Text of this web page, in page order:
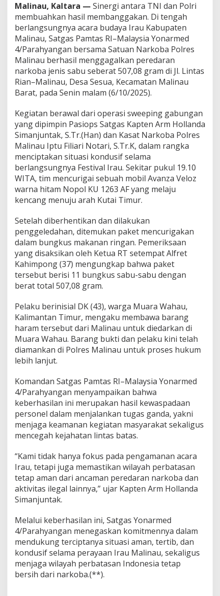
Malinau, Kaltara — Sinergi antara TNI dan Polri
membuahkan hasil membanggakan. Di tengah
berlangsungnya acara budaya Irau Kabupaten
Malinau, Satgas Pamtas RI–Malaysia Yonarmed
4/Parahyangan bersama Satuan Narkoba Polres
Malinau berhasil menggagalkan peredaran
narkoba jenis sabu seberat 507,08 gram di Jl. Lintas
Rian–Malinau, Desa Sesua, Kecamatan Malinau
Barat, pada Senin malam (6/10/2025).
Kegiatan berawal dari operasi sweeping gabungan
yang dipimpin Pasiops Satgas Kapten Arm Hollanda
Simanjuntak, S.Tr.(Han) dan Kasat Narkoba Polres
Malinau Iptu Filiari Notari, S.Tr.K, dalam rangka
menciptakan situasi kondusif selama
berlangsungnya Festival Irau. Sekitar pukul 19.10
WITA, tim mencurigai sebuah mobil Avanza Veloz
warna hitam Nopol KU 1263 AF yang melaju
kencang menuju arah Kutai Timur.
Setelah diberhentikan dan dilakukan
penggeledahan, ditemukan paket mencurigakan
dalam bungkus makanan ringan. Pemeriksaan
yang disaksikan oleh Ketua RT setempat Alfret
Kahimpong (37) mengungkap bahwa paket
tersebut berisi 11 bungkus sabu-sabu dengan
berat total 507,08 gram.
Pelaku berinisial DK (43), warga Muara Wahau,
Kalimantan Timur, mengaku membawa barang
haram tersebut dari Malinau untuk diedarkan di
Muara Wahau. Barang bukti dan pelaku kini telah
diamankan di Polres Malinau untuk proses hukum
lebih lanjut.
Komandan Satgas Pamtas RI–Malaysia Yonarmed
4/Parahyangan menyampaikan bahwa
keberhasilan ini merupakan hasil kewaspadaan
personel dalam menjalankan tugas ganda, yakni
menjaga keamanan kegiatan masyarakat sekaligus
mencegah kejahatan lintas batas.
“Kami tidak hanya fokus pada pengamanan acara
Irau, tetapi juga memastikan wilayah perbatasan
tetap aman dari ancaman peredaran narkoba dan
aktivitas ilegal lainnya,” ujar Kapten Arm Hollanda
Simanjuntak.
Melalui keberhasilan ini, Satgas Yonarmed
4/Parahyangan menegaskan komitmennya dalam
mendukung terciptanya situasi aman, tertib, dan
kondusif selama perayaan Irau Malinau, sekaligus
menjaga wilayah perbatasan Indonesia tetap
bersih dari narkoba.(**).